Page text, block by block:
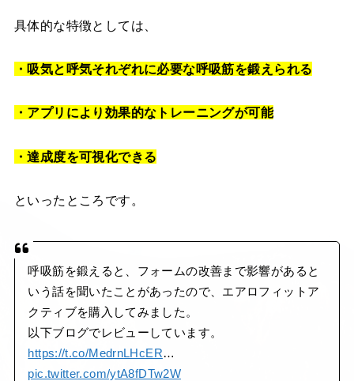
具体的な特徴としては、
・吸気と呼気それぞれに必要な呼吸筋を鍛えられる
・アプリにより効果的なトレーニングが可能
・達成度を可視化できる
といったところです。
呼吸筋を鍛えると、フォームの改善まで影響があると
いう話を聞いたことがあったので、エアロフィットア
クティブを購入してみました。
以下ブログでレビューしています。
https://t.co/MedrnLHcER…
pic.twitter.com/ytA8fDTw2W